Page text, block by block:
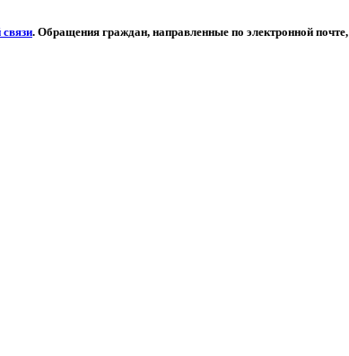
. Обращения граждан, направленные по электронной почте,